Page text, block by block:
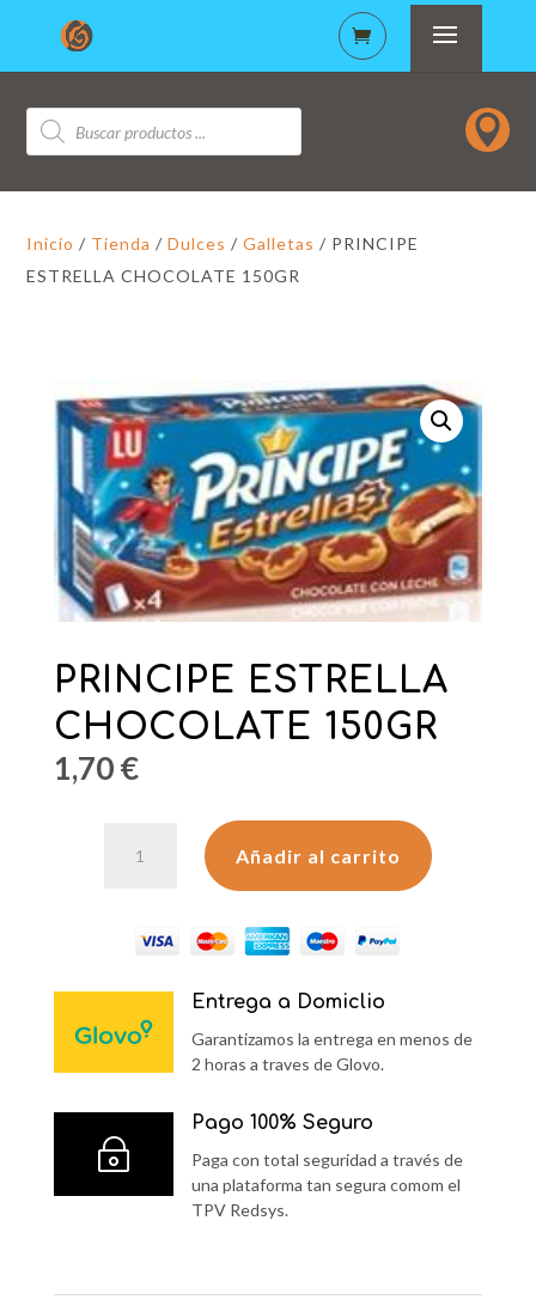
Búsqueda
de
productos

Inicio / Tienda /Dulces /Galletas / PRINCIPE
ESTRELLA CHOCOLATE 150GR
PRINCIPE ESTRELLA
CHOCOLATE 150GR
1,70€
ESTRELLA
150GR
Añadir al carrito
Entrega a Domiclio
Garantizamos la entrega en menos de
2 horas a traves de Glovo.
~
Pago 100% Seguro
Paga con total seguridad a través de
una plataforma tan segura comom el
TPV Redsys.